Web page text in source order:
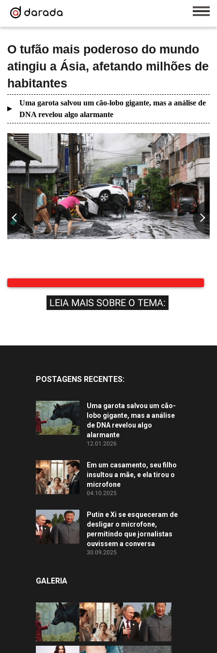
O tufão mais poderoso do mundo
atingiu a Ásia, afetando milhões de
habitantes
Uma garota salvou um cão-lobo gigante, mas a análise de
DNA revelou algo alarmante
LEIA MAIS SOBRE O TEMA:
POSTAGENS RECENTES:
Uma garota salvou um cão-
lobo gigante, mas a análise
de DNA revelou algo
alarmante
12.01.2026
Em um casamento, seu filho
insultou a mãe, e ela tirou o
microfone
04.10.2025
Putin e Xi se esqueceram de
desligar o microfone,
permitindo que jornalistas
ouvissem a conversa
30.09.2025
GALERIA